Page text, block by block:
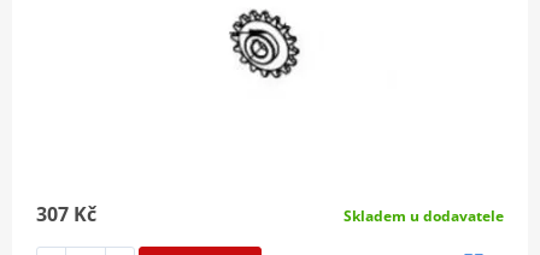
307 Kč Skladem u dodavatele